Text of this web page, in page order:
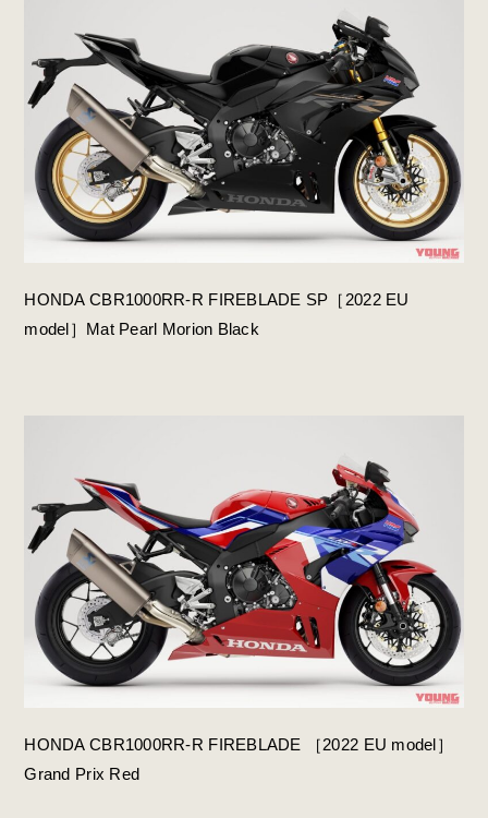
HONDA CBR1000RR-R FIREBLADE SP［2022 EU
model］Mat Pearl Morion Black
HONDA CBR1000RR-R FIREBLADE ［2022 EU model］
Grand Prix Red